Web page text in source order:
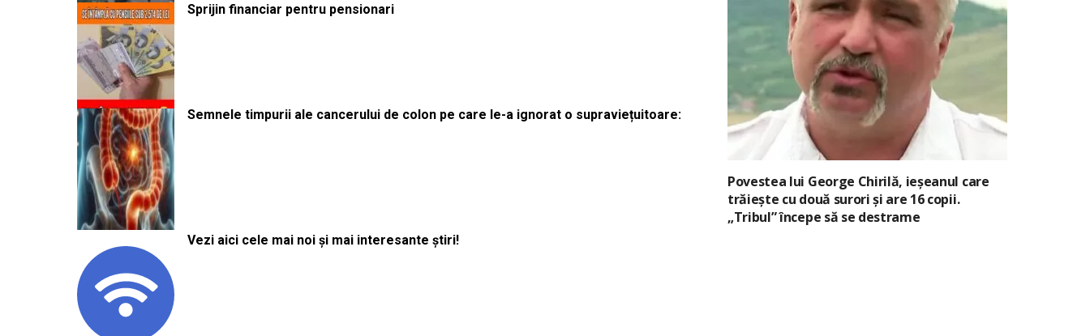
Sprijin financiar pentru pensionari
Semnele timpurii ale cancerului de colon pe care le-a ignorat o supraviețuitoare:
Vezi aici cele mai noi și mai interesante știri!
Povestea lui George Chirilă, ieșeanul care
trăiește cu două surori și are 16 copii.
„Tribul” începe să se destrame